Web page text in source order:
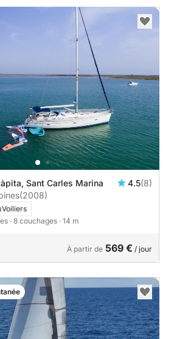
Sant Carles Marina 4.5(8)
(2008)
Voiliers
· 8 couchages · 14 m
À partir de 569 € / jour